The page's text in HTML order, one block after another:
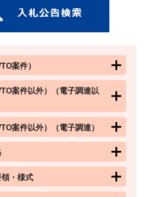
案件）
案件以外）（電子調達以
案件以外）（電子調達）
・様式